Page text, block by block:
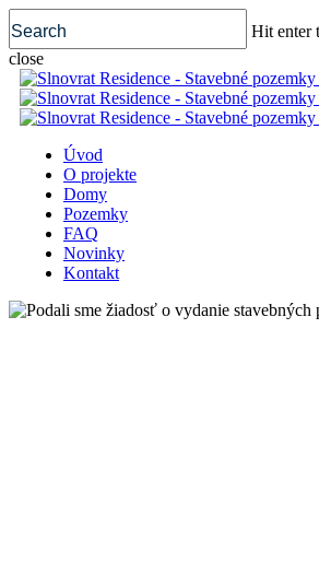
to
main
content
Hit enter
close
Close
Search
Menu
Úvod
O projekte
Domy
Pozemky
FAQ
Novinky
Kontakt